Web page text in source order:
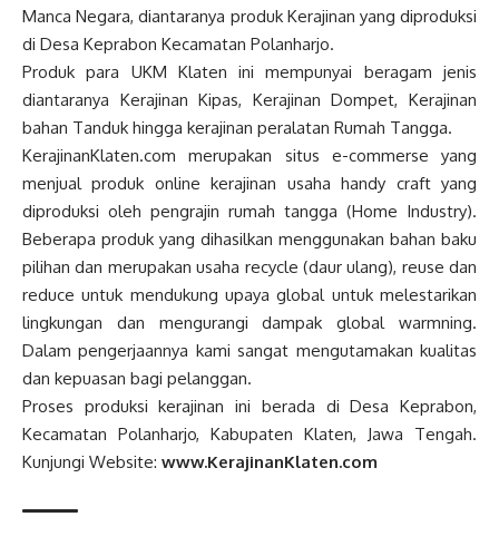
Manca Negara, diantaranya produk Kerajinan yang diproduksi
di Desa Keprabon Kecamatan Polanharjo.
Produk para UKM Klaten ini mempunyai beragam jenis
diantaranya Kerajinan Kipas, Kerajinan Dompet, Kerajinan
bahan Tanduk hingga kerajinan peralatan Rumah Tangga.
KerajinanKlaten.com merupakan situs e-commerse yang
menjual produk online kerajinan usaha handy craft yang
diproduksi oleh pengrajin rumah tangga (Home Industry).
Beberapa produk yang dihasilkan menggunakan bahan baku
pilihan dan merupakan usaha recycle (daur ulang), reuse dan
reduce untuk mendukung upaya global untuk melestarikan
lingkungan dan mengurangi dampak global warmning.
Dalam pengerjaannya kami sangat mengutamakan kualitas
dan kepuasan bagi pelanggan.
Proses produksi kerajinan ini berada di Desa Keprabon,
Kecamatan Polanharjo, Kabupaten Klaten, Jawa Tengah.
Kunjungi Website: www.KerajinanKlaten.com